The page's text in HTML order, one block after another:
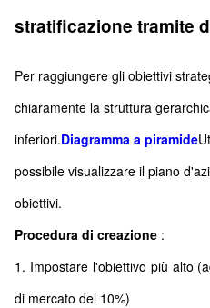
stratificazione tramite
Per raggiungere gli obiettivi
chiaramente la struttura
inferiori.Diagramma a piramide
possibile visualizzare il piano
obiettivi.
Procedura di creazione :
1. Impostare l'obiettivo più alto
di mercato del 10%)